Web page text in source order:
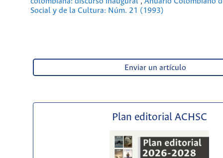
Social y de la Cultura: Núm. 21 (1993)
Enviar un artículo
Plan editorial ACHSC